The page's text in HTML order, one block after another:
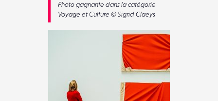
Photo gagnante dans la catégorie
Voyage et Culture © Sigrid Claeys